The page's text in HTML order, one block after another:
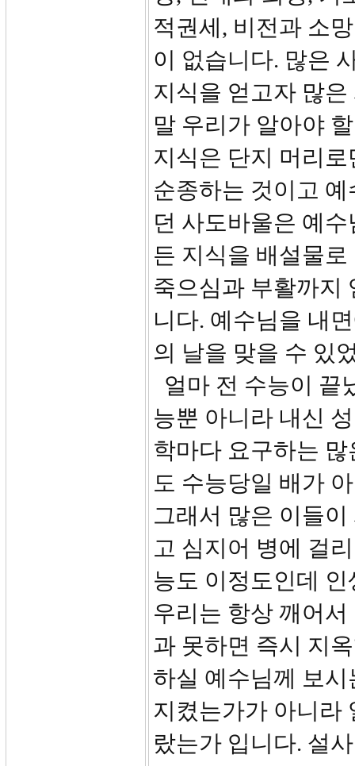
적권세, 비전과 소
이 없습니다. 많은
지식을 얻고자 많
말 우리가 알아야
지식은 단지 머리
순종하는 것이고
던 사도바울은 예
든 지식을 배설물
죽으심과 부활까지
니다. 예수님을 내
의 날을 맞을 수 있
얼마 전 수능이 끝
능뿐 아니라 내신
학마다 요구하는
도 수능당일 배가
그래서 많은 이들
고 심지어 병에 걸
능도 이정도인데
우리는 항상 깨어
과 못하면 즉시 지
하실 예수님께 보
지켰는가가 아니라
랐는가 입니다. 설